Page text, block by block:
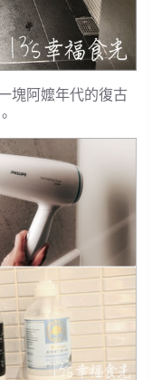
塊阿嬤年代的復古